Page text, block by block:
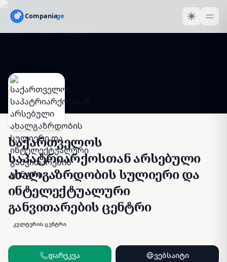
საქართველოს
საპატრიარქოსთან არსებული
ახალგაზრდობის სულიერი და
ინტელექტუალური
განვითარების ცენტრი
კულტურის ცენტრი
დარეკვა ვებსაიტი